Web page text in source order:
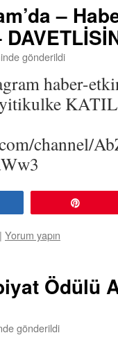
–
gönderildi
haber-
channel/
| Yorum yapın
Ödülü
gönderildi